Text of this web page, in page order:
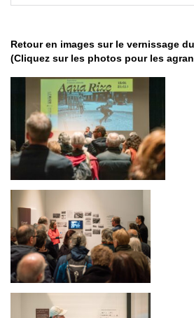
Retour en images sur le vernissage
(Cliquez sur les photos pour les